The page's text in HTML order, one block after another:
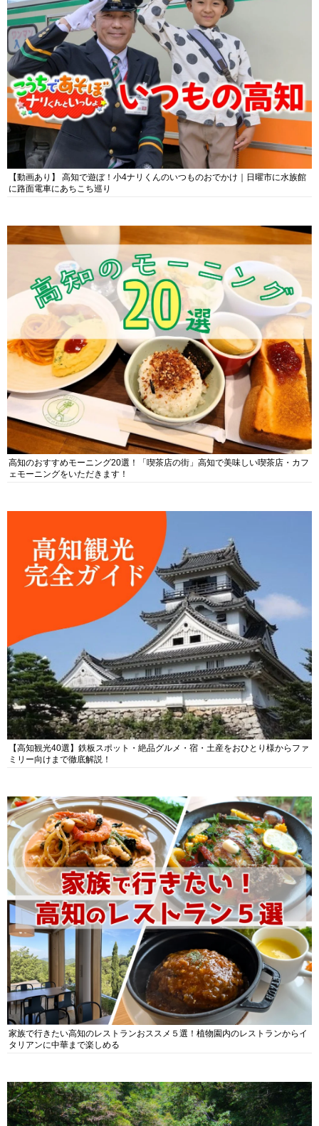
【動画あり】 高知で遊ぼ！小4ナリくんのいつものおでかけ｜日曜市に水族館
に路面電車にあちこち巡り
高知のおすすめモーニング20選！「喫茶店の街」高知で美味しい喫茶店・カフ
ェモーニングをいただきます！
【高知観光40選】鉄板スポット・絶品グルメ・宿・土産をおひとり様からファ
ミリー向けまで徹底解説！
家族で行きたい高知のレストランおススメ５選！植物園内のレストランからイ
タリアンに中華まで楽しめる